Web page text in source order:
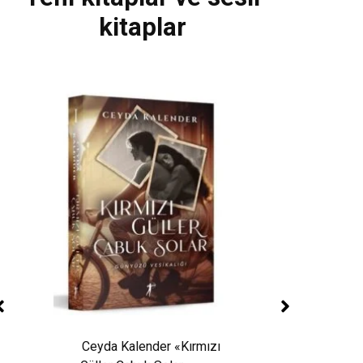
kitaplar
Ceyda Kalender «Kırmızı